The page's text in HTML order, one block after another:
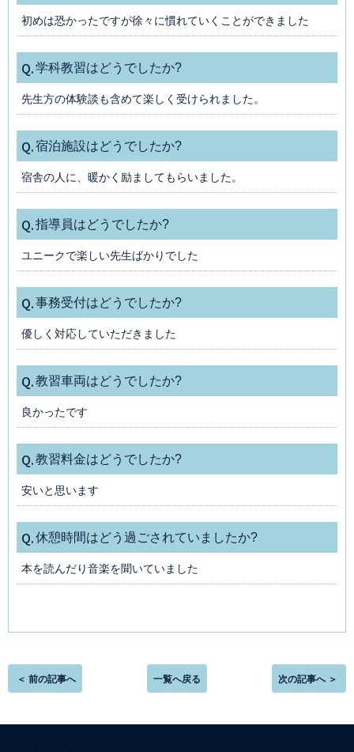
初めは恐かったですが徐々に慣れていくことができました
Q.学科教習はどうでしたか?
先生方の体験談も含めて楽しく受けられました。
Q.宿泊施設はどうでしたか?
宿舎の人に、暖かく励ましてもらいました。
Q.指導員はどうでしたか?
ユニークで楽しい先生ばかりでした
Q.事務受付はどうでしたか?
優しく対応していただきました
Q.教習車両はどうでしたか?
良かったです
Q.教習料金はどうでしたか?
安いと思います
Q.休憩時間はどう過ごされていましたか?
本を読んだり音楽を聞いていました
一覧へ戻る
＜ 前の記事へ 次の記事へ ＞